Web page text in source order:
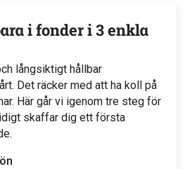
i fonder i 3 enkla
långsiktigt hållbar
Det räcker med att ha koll på
Här går vi igenom tre steg för
skaffar dig ett första